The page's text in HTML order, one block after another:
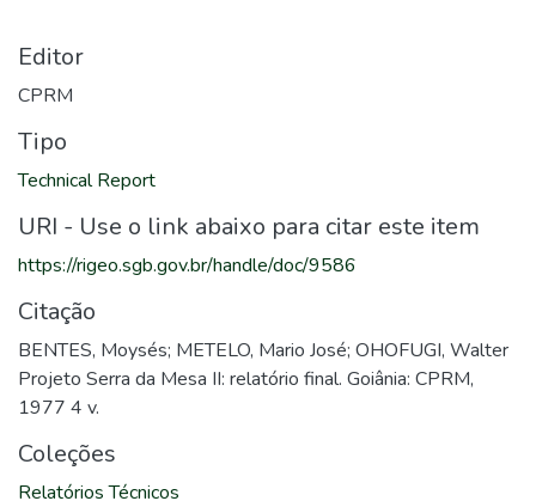
Editor
CPRM
Tipo
Technical Report
URI - Use o link abaixo para citar este item
https://rigeo.sgb.gov.br/handle/doc/9586
Citação
BENTES, Moysés; METELO, Mario José; OHOFUGI, Walter
Projeto Serra da Mesa II: relatório final. Goiânia: CPRM,
1977 4 v.
Coleções
Relatórios Técnicos